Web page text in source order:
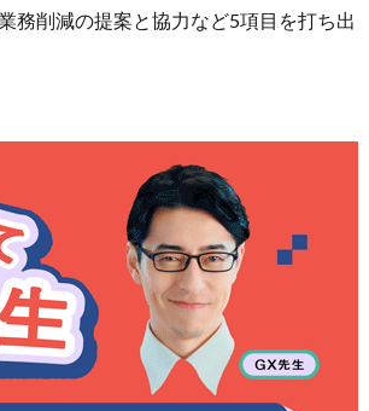
務削減の提案と協力など5項目を打ち出